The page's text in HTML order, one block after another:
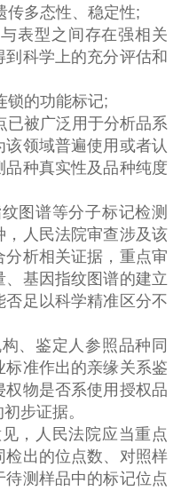
多态性、稳定性;
型之间存在强相关
科学上的充分评估和
的功能标记;
被广泛用于分析品系
领域普遍使用或者认
种真实性及品种纯度
谱等分子标记检测
，人民法院审查涉及该
析相关证据，重点审
基因指纹图谱的建立
足以科学精准区分不
鉴定人参照品种同
准作出的亲缘关系鉴
物是否系使用授权品
步证据。
，人民法院应当重点
出的位点数、对照样
测样品中的标记位点